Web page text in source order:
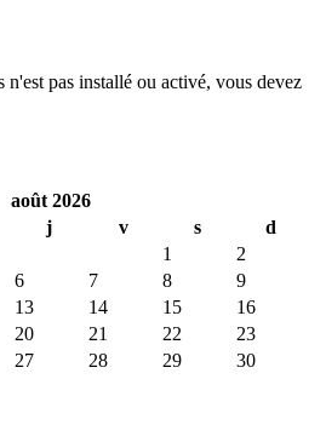
pas installé ou activé, vous devez
août 2026
j v s
d
1
2
6 7 8
9
13 14 15
16
20 21 22
23
27 28 29
30